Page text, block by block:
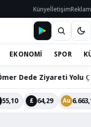
KünyeİletişimReklam
EKONOMİ SPOR
Yolu Çözüm
55,10 £ 64,29 Au